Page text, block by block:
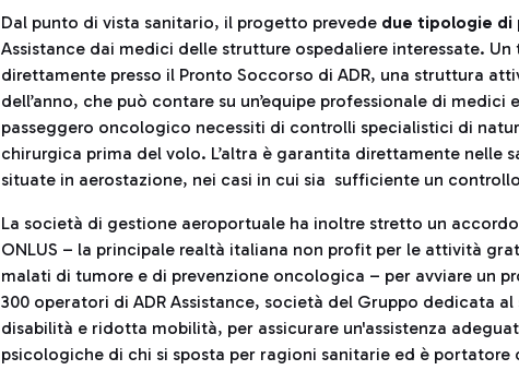
Dal punto di vista sanitario, il progetto prevede due tipologie di
Assistance dai medici delle strutture ospedaliere interessate. Un
direttamente presso il Pronto Soccorso di ADR, una struttura
dell’anno, che può contare su un’equipe professionale di
passeggero oncologico necessiti di controlli specialistici di
chirurgica prima del volo. L’altra è garantita direttamente nelle
situate in aerostazione, nei casi in cui sia sufficiente un
La società di gestione aeroportuale ha inoltre stretto un
ONLUS – la principale realtà italiana non profit per le attività
malati di tumore e di prevenzione oncologica – per avviare un
300 operatori di ADR Assistance, società del Gruppo dedicata
disabilità e ridotta mobilità, per assicurare un'assistenza
psicologiche di chi si sposta per ragioni sanitarie ed è